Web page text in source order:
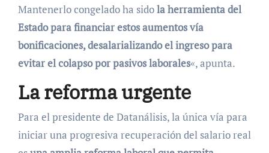
Mantenerlo congelado ha sidola herramienta del
Estado para financiar estos aumentos vía
bonificaciones, desalarializando el ingreso para
evitar el colapso por pasivos laborales«, apunta.
La reforma urgente
Para el presidente de Datanálisis, la única vía para
iniciar una progresiva recuperación del salario real